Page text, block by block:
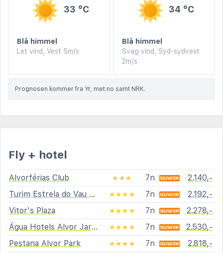
33 °C
Blå himmel
Let vind, Vest 5m/s
34 °C
Blå himmel
Svag vind, Syd-sydvest
2m/s
Prognosen kommer fra Yr, met.no samt NRK.
Fly + hotel
Alvorférias Club ★★★ 7n
2.140,-
Turim Estrela do Vau Hotel
★★★★ 7n
2.192,-
Vitor's Plaza
★★★★ 7n
2.278,-
Água Hotels Alvor Jardim
★★★★ 7n
2.530,-
Pestana Alvor Park
★★★★ 7n
2.818,-